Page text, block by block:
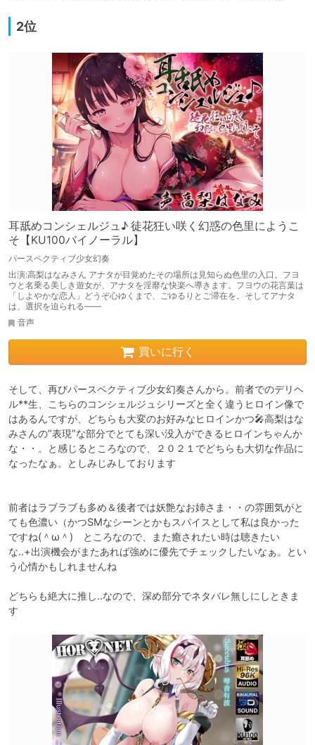
2位
耳舐めコンシェルジュ♪ 徒花狂い咲く幻惑の色里にようこ
そ【KU100バイノーラル】
パースペクティブ少女幻奏
出演:高梨はなみさん アナタが目覚めたその場所は見知らぬ色里の入口。フヨ
ウと名乗る美しき遊女が、アナタを淫靡な快楽へ導きます。フヨウの花言葉は
「しよやかな恋人」どうぞ心ゆくまで、ごゆるりとご滞在を。そしてアナタ
は、選択を迫られる――
音声
買いに行く
そして、再びパースペクティブ少女幻奏さんから。前者でのデリヘ
ル**生、こちらのコンシェルジュシリーズと全く違うヒロイン像で
はあるんですが、どちらも大変のお好みなヒロインかつ🎤高梨はな
みさんの”表現”な部分でとても深い没入ができるヒロインちゃんか
な・・。と感じるところなので、２０２１でどちらも大切な作品に
なったなぁ。としみじみしております
前者はラブラブも多め＆後者では妖艶なお姉さま・・の雰囲気がと
ても色濃い（かつSMなシーンとかもスパイスとして私は良かった
ですね(＾ω＾)　ところなので、また癒されたい時は聴きたい
な..+出演機会がまたあれば強めに優先でチェックしたいなぁ。とい
う心情かもしれませんね
どちらも絶大に推し..なので、深め部分でネタバレ無しにしときま
す